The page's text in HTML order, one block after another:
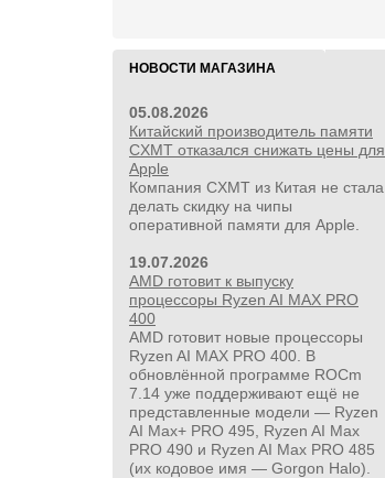
НОВОСТИ МАГАЗИНА
05.08.2026
Китайский производитель памяти
CXMT отказался снижать цены для
Apple
Компания CXMT из Китая не стала
делать скидку на чипы
оперативной памяти для Apple.
19.07.2026
AMD готовит к выпуску
процессоры Ryzen AI MAX PRO
400
AMD готовит новые процессоры
Ryzen AI MAX PRO 400. В
обновлённой программе ROCm
7.14 уже поддерживают ещё не
представленные модели — Ryzen
AI Max+ PRO 495, Ryzen AI Max
PRO 490 и Ryzen AI Max PRO 485
(их кодовое имя — Gorgon Halo).